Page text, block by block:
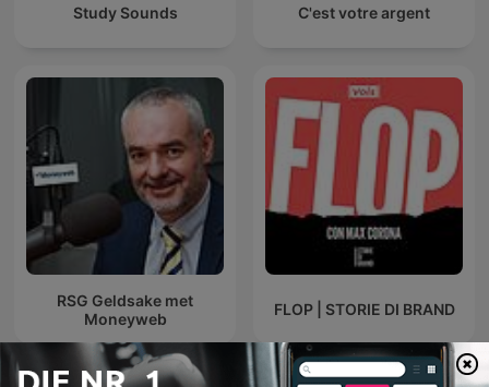
Study Sounds C'est votre argent
RSG Geldsake met
Moneyweb
FLOP | STORIE DI BRAND